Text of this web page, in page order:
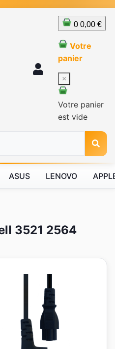
0 0,00 €
Votre
panier
×
Votre panier
est vide
ASUS LENOVO
3521 2564